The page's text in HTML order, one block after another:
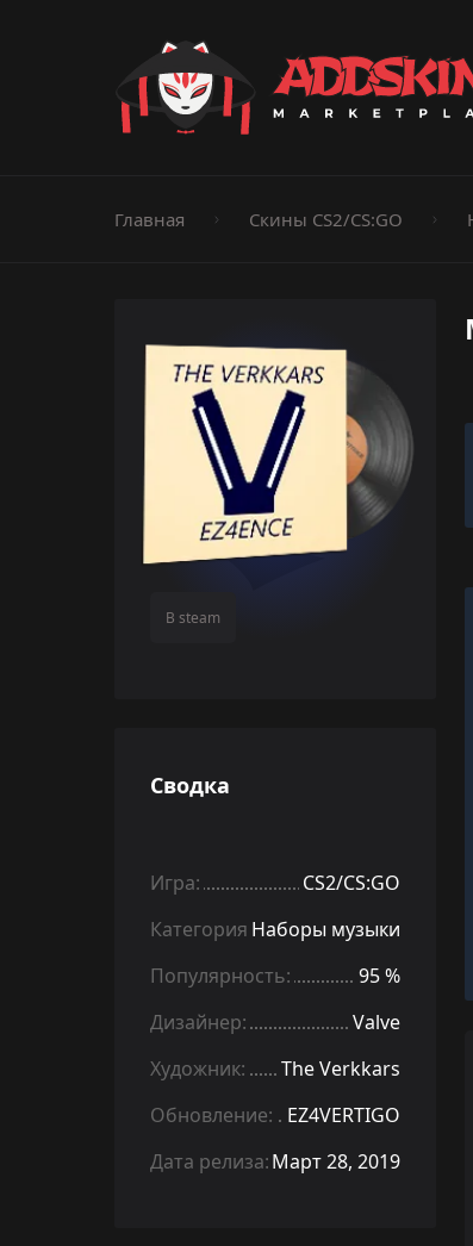
Пистолеты
Ножи
Штурмовые винтовки
Главная Скины CS2/CS:GO
В steam
Сводка
Игра:
CS2/CS:GO
Категория: Наборы музыки
Популярность:
95 %
Дизайнер:
Valve
Художник:
The Verkkars
Обновление:
EZ4VERTIGO
Дата релиза:Март 28, 2019